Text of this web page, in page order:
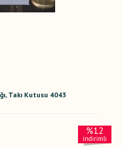
Takı Kutusu 4043
%12
indirimli